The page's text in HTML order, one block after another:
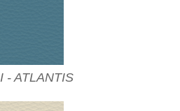
- ATLANTIS